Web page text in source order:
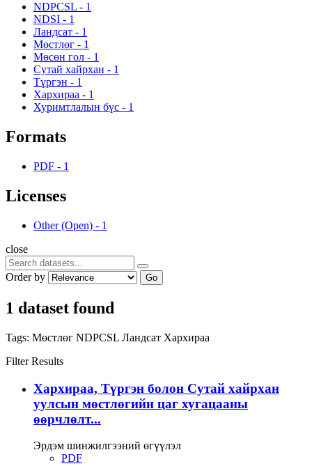
NDPCSL - 1
NDSI - 1
Ландсат - 1
Мөстлөг - 1
Мөсөн гол - 1
Сутай хайрхан - 1
Түргэн - 1
Хархираа - 1
Хуримтлалын бүс - 1
Formats
PDF - 1
Licenses
Other (Open) - 1
close
Order by Go
1 dataset found
Tags: Мөстлөг NDPCSL Ландсат Хархираа
Filter Results
Хархираа, Түргэн болон Сутай хайрхан
уулсын мөстлөгийн цаг хугацааны
өөрчлөлт...
Эрдэм шинжилгээний өгүүлэл
PDF